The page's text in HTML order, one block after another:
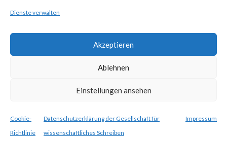
Dienste verwalten
Akzeptieren
Ablehnen
Einstellungen ansehen
Cookie-
Richtlinie
Datenschutzerklärung der Gesellschaft für
wissenschaftliches Schreiben
Impressum
Theme Designed byIndiThemes |Gesellschaft für